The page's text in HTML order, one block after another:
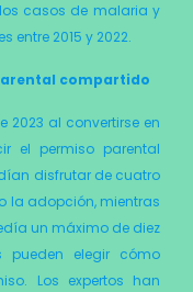
casos de malaria y
entre 2015 y 2022.
compartido
2023 al convertirse en
el permiso parental
disfrutar de cuatro
la adopción, mien­tras
un máximo de diez
elegir cómo
Los expertos han